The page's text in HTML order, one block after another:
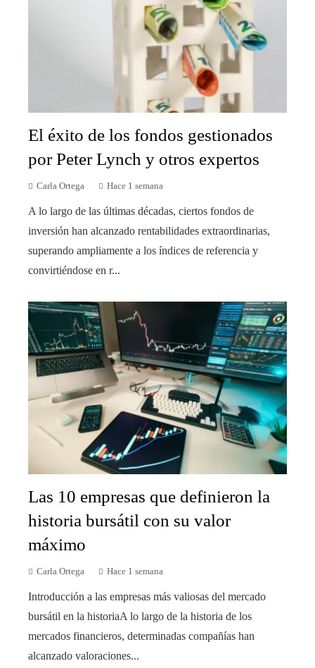
El éxito de los fondos gestionados
por Peter Lynch y otros expertos
Carla Ortega Hace 1 semana
A lo largo de las últimas décadas, ciertos fondos de
inversión han alcanzado rentabilidades extraordinarias,
superando ampliamente a los índices de referencia y
convirtiéndose en r...
Las 10 empresas que definieron la
historia bursátil con su valor
máximo
Carla Ortega Hace 1 semana
Introducción a las empresas más valiosas del mercado
bursátil en la historiaA lo largo de la historia de los
mercados financieros, determinadas compañías han
alcanzado valoraciones...